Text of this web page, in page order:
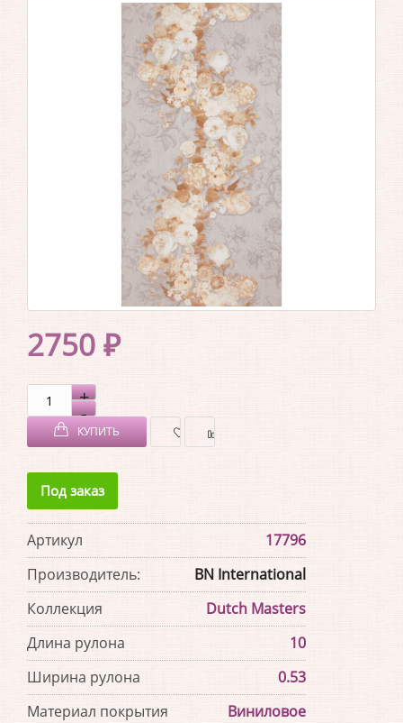
2750 ₽
КУПИТЬ
Под заказ
Артикул
17796
Производитель:
BN International
Коллекция
Dutch Masters
Длина рулона
10
Ширина рулона
0.53
Материал покрытия
Виниловое